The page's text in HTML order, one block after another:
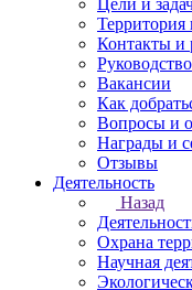
Цели и
Контакты и
Руководство
Вакансии
Как
Вопросы и
Награды и
Отзывы
Деятельность
Назад
Охрана
Научная